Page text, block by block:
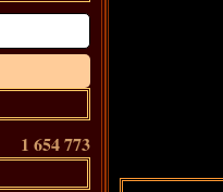
1 654 773